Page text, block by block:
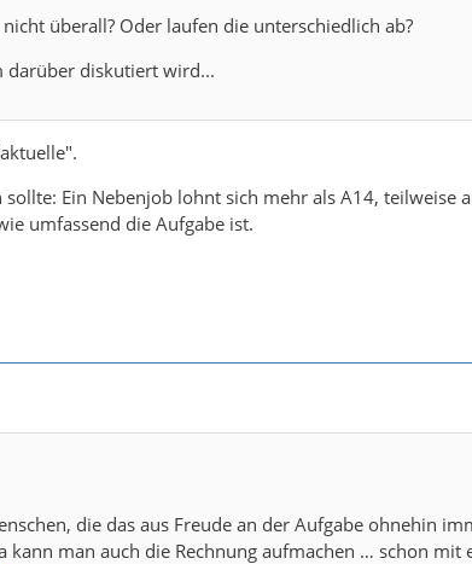
überall? Oder laufen die unterschiedlich ab?
darüber diskutiert wird...
Ein Nebenjob lohnt sich mehr als A14, teilweise
umfassend die Aufgabe ist.
die das aus Freude an der Aufgabe ohnehin
man auch die Rechnung aufmachen … schon